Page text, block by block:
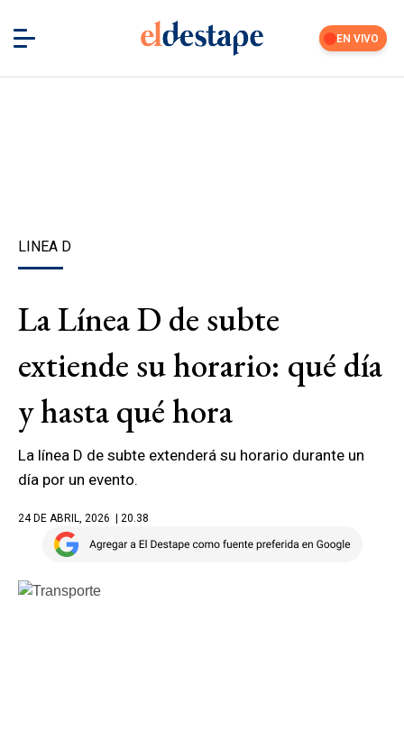
EN VIVO
LINEA D
La Línea D de subte
extiende su horario: qué día
y hasta qué hora
La línea D de subte extenderá su horario durante un
día por un evento.
24 DE ABRIL, 2026 | 20.38